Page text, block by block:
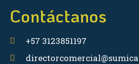
Contáctanos
+57 3123851197